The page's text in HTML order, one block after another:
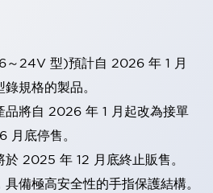
～24V 型)預計自 2026 年 1 月
規格的製品。
品將自 2026 年 1 月起改為接單
底停售。
2025 年 12 月底終止販售。
備極高安全性的手指保護結構。